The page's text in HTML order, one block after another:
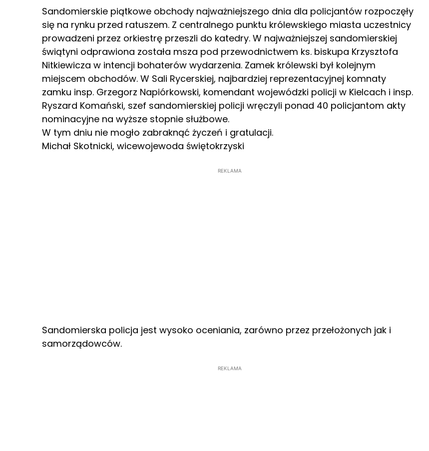
Sandomierskie piątkowe obchody najważniejszego dnia dla policjantów rozpoczęły
się na rynku przed ratuszem. Z centralnego punktu królewskiego miasta uczestnicy
prowadzeni przez orkiestrę przeszli do katedry. W najważniejszej sandomierskiej
świątyni odprawiona została msza pod przewodnictwem ks. biskupa Krzysztofa
Nitkiewicza w intencji bohaterów wydarzenia. Zamek królewski był kolejnym
miejscem obchodów. W Sali Rycerskiej, najbardziej reprezentacyjnej komnaty
zamku insp. Grzegorz Napiórkowski, komendant wojewódzki policji w Kielcach i insp.
Ryszard Komański, szef sandomierskiej policji wręczyli ponad 40 policjantom akty
nominacyjne na wyższe stopnie służbowe.
W tym dniu nie mogło zabraknąć życzeń i gratulacji.
Michał Skotnicki, wicewojewoda świętokrzyski
REKLAMA
Sandomierska policja jest wysoko oceniania, zarówno przez przełożonych jak i
samorządowców.
REKLAMA